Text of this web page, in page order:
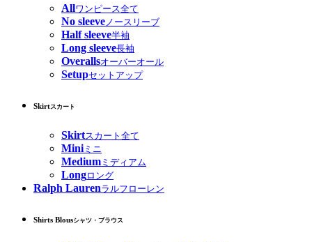
Allワンピース全て
No sleeveノースリーブ
Half sleeve半袖
Long sleeve長袖
Overallsオーバーオール
Setupセットアップ
Skirtスカート
Skirtスカート全て
Miniミニ
Medium ミディアム
Longロング
Ralph Laurenラルフローレン
Shirts Blousシャツ・ブラウス